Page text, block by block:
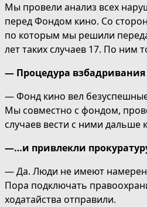
Мы провели анализ всех
перед Фондом кино. Со
по которым мы решили
лет таких случаев 17. По ним
— Процедура
— Фонд кино вел
Мы совместно с фондом,
случаев вести с ними
—…и привлекли
— Да. Люди не имеют
Пора подключать
ходатайства отправили.